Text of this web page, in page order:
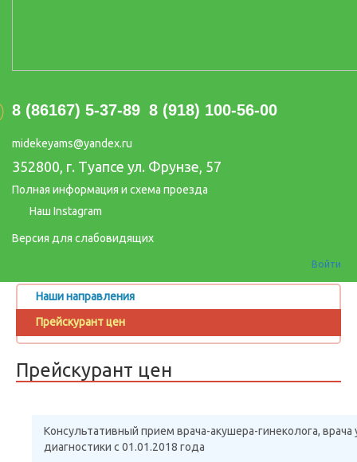
8 (86167) 5-37-89 8 (918) 100-56-00
midekeyams@yandex.ru
352800, г. Туапсе ул. Фрунзе, 57
Полная информация и схема проезда
Наш Instagram
Версия для слабовидящих
Войти
Наши направления
Прейскурант цен
Прейскурант цен
Консультативный прием врача-акушера-гинеколога, врача
диагностики с 01.01.2018 года